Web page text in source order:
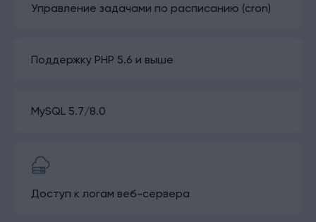
Управление задачами по расписанию (cron)
Поддержку PHP 5.6 и выше
MySQL 5.7/8.0
Доступ к логам веб-сервера